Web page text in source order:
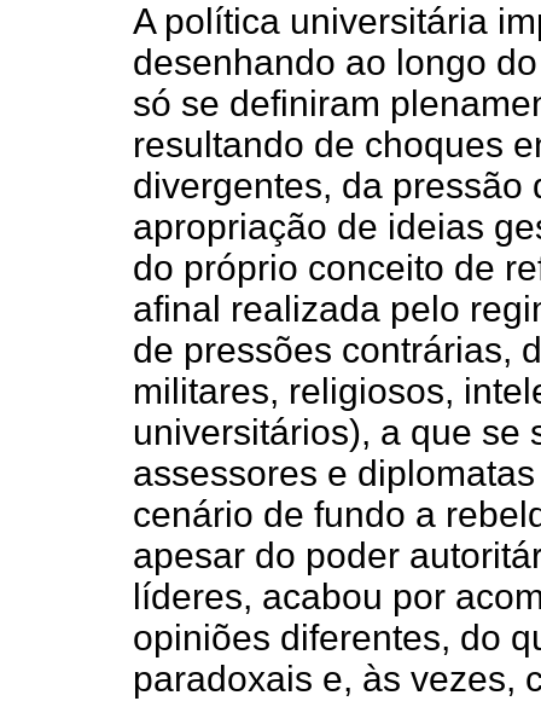
A política universitária
desenhando ao longo
só se definiram
resultando de choques
divergentes, da pressão
apropriação de ideias
do próprio conceito de
afinal realizada pelo
de pressões contrárias,
militares, religiosos,
universitários), a que se
assessores e
cenário de fundo a
apesar do poder
líderes, acabou por
opiniões diferentes, do
paradoxais e, às vezes,